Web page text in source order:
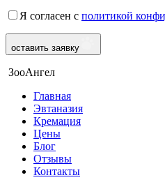
Я согласен с политикой
оставить заявку
ЗооАнгел
Главная
Эвтаназия
Кремация
Цены
Блог
Отзывы
Контакты